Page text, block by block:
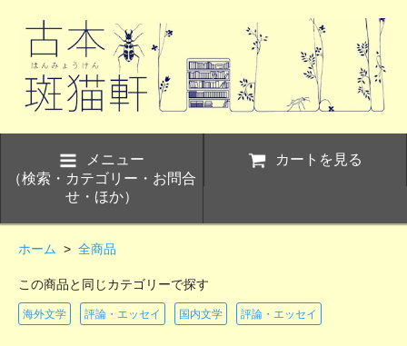
メニュー
（検索・カテゴリー・お問合
せ・ほか）
カートを見る
ホーム > 全商品
この商品と同じカテゴリーで探す
海外文学 評論・エッセイ 国内文学 評論・エッセイ